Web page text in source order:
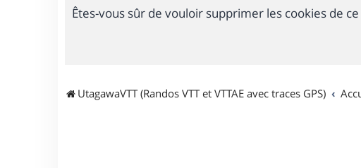
Êtes-vous sûr de vouloir supprimer les cookies de
UtagawaVTT (Randos VTT et VTTAE avec traces GPS)